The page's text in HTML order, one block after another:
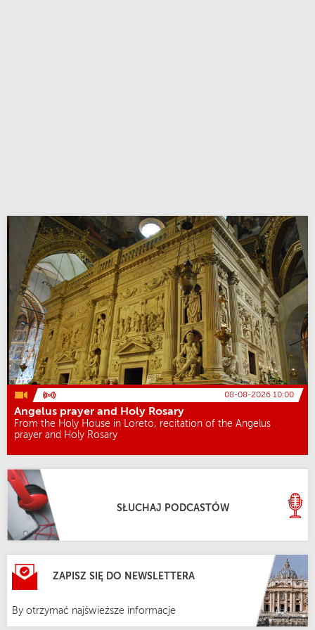
08-08-2026 10:00
Angelus prayer and Holy Rosary
From the Holy House in Loreto, recitation of the Angelus
prayer and Holy Rosary
SŁUCHAJ PODCASTÓW
ZAPISZ SIĘ DO NEWSLETTERA
By otrzymać najświeższe informacje